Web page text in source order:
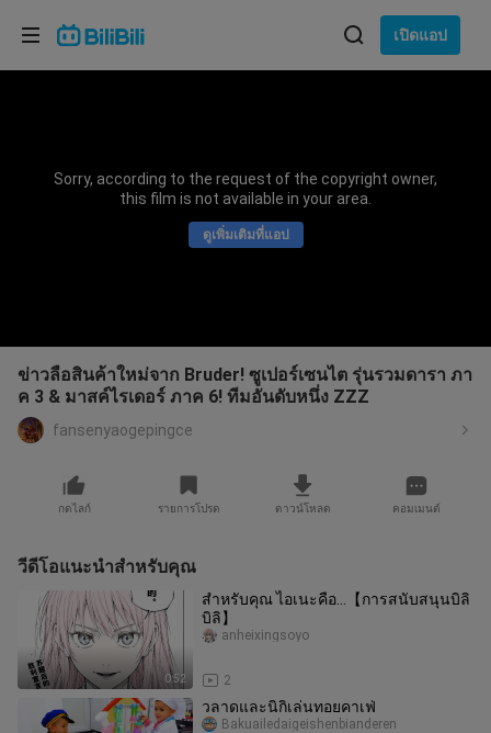
เปิดแอป
Sorry, according to the request of the copyright owner,
this film is not available in your area.
ดูเพิ่มเติมที่แอป
ข่าวลือสินค้าใหม่จาก Bruder! ซูเปอร์เซนไต รุ่นรวมดารา ภา
ค 3 & มาสค์ไรเดอร์ ภาค 6! ทีมอันดับหนึ่ง ZZZ
fansenyaogepingce
กดไลก์ รายการโปรด ดาวน์โหลด คอมเมนต์
วีดีโอแนะนำสำหรับคุณ
0:52
สำหรับคุณ ไอเนะคือ...【การสนับสนุนบิลิ
บิลิ】
2
anheixingsoyo
วลาดและนิกิเล่นทอยคาเฟ่
Bakuailedaigeishenbianderen
เลือกภาษา